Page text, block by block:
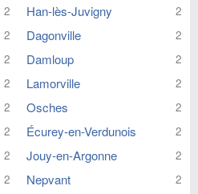
2 Han-lès-Juvigny 2
2 Dagonville 2
2 Damloup 2
2 Lamorville 2
2 Osches 2
2 Écurey-en-Verdunois 2
2 Jouy-en-Argonne 2
2 Nepvant 2